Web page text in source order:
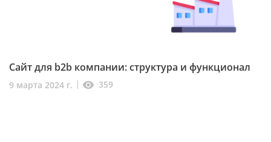
Сайт для b2b компании: структура и функционал
9 марта 2024 г. 359